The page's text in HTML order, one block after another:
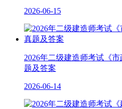
2026-06-15
2026年二级建造师考试《
题及答案
2026-06-14